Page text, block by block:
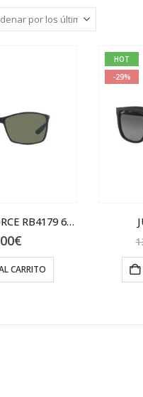
RAYBAN LITEFORCE RB4179 601S9A
€
CARRITO
HOT
-29%